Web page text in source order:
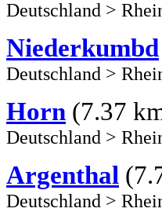
Deutschland >
Niederkumbd
Deutschland >
Horn (7.37
Deutschland >
Argenthal
Deutschland >